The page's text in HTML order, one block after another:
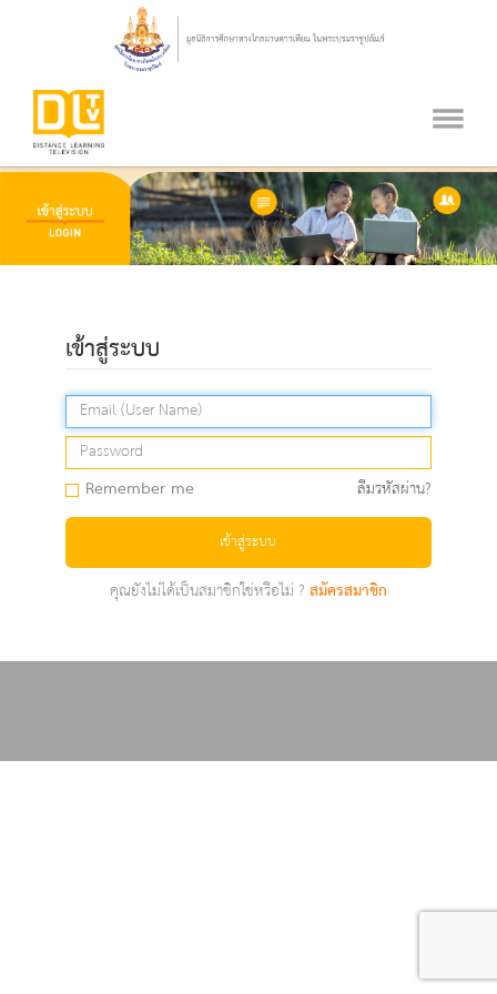
เข้าสู่ระบบ
Remember me ลืมรหัสผ่าน?
เข้าสู่ระบบ
คุณยังไม่ได้เป็นสมาชิกใช่หรือไม่ ?สมัครสมาชิก